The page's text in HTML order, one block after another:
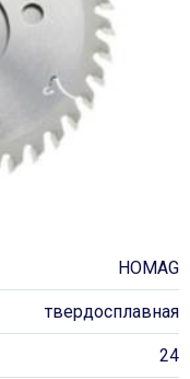
HOMAG
твердосплавная
24